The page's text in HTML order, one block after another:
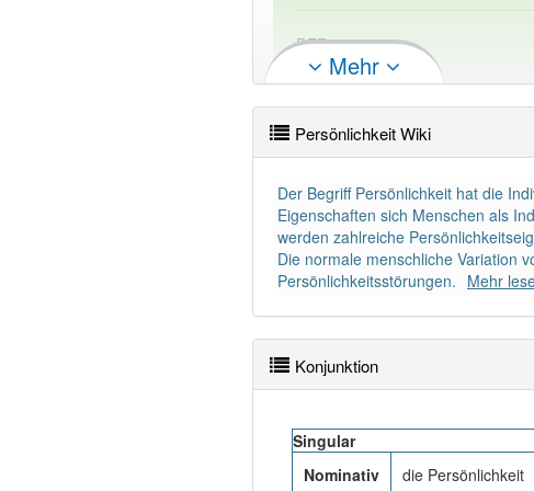
DER:0
DIE: 2 313
DAS:0
PowerIndex:397
Wörter mit Endung-
98% unserer Spielapp-Nutzer
Mehr
Persönlichkeit Wiki
Der Begriff Persönlichkeit hat die
Eigenschaften sich Menschen als
werden zahlreiche
Die normale menschliche Variation
Persönlichkeitsstörungen. Mehr
Konjunktion
Singular
Nominativ
die Persönlichkeit